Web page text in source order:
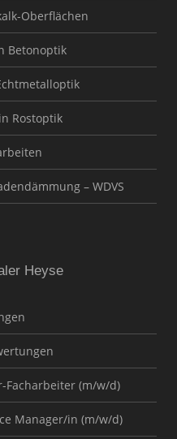
Oberflächen
Betonoptik
Rostoptik
– WDVS
Heyse
Facharbeiter (m/w/d)
Manager/in (m/w/d)